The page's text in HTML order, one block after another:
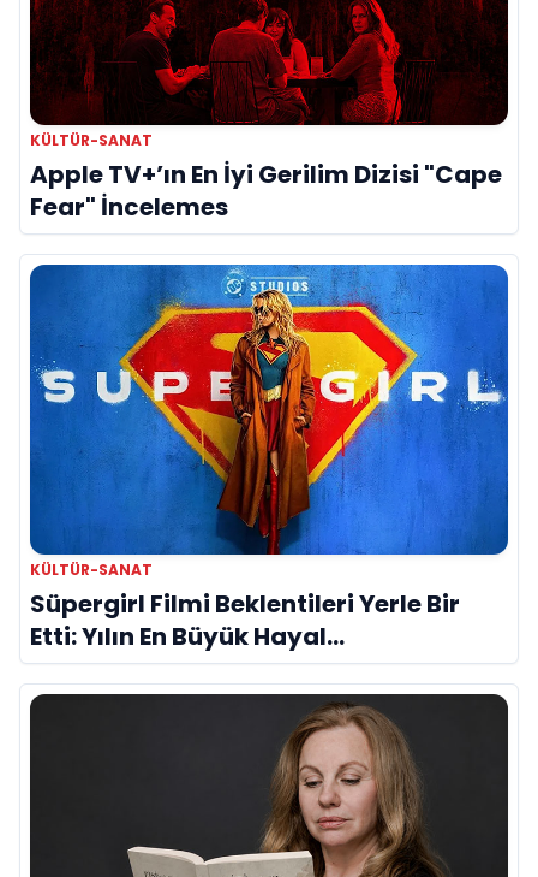
KÜLTÜR-SANAT
Apple TV+’ın En İyi Gerilim Dizisi "Cape
Fear" İncelemes
KÜLTÜR-SANAT
Süpergirl Filmi Beklentileri Yerle Bir
Etti: Yılın En Büyük Hayal
Kırıklıklarından Biri mi?